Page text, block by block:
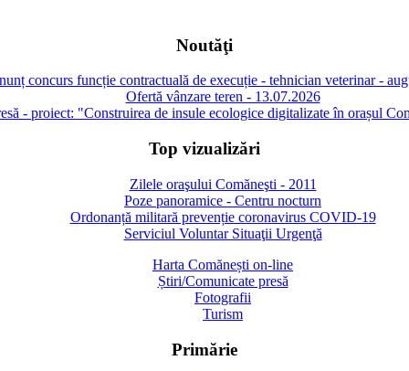
Noutăţi
concurs funcție contractuală de execuție - tehnician veterinar -
Ofertă vânzare teren - 13.07.2026
- proiect: "Construirea de insule ecologice digitalizate în orașul
Top vizualizări
Zilele oraşului Comăneşti - 2011
Poze panoramice - Centru nocturn
Ordonanță militară prevenție coronavirus COVID-19
Serviciul Voluntar Situaţii Urgenţă
Harta Comănești on-line
Știri/Comunicate presă
Fotografii
Turism
Primărie